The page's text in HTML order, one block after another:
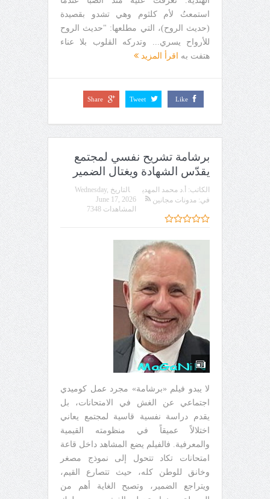
استمعتُ لأم كلثوم وهي تشدو بقصيدة
(حديث الروح)، التي مطلعها: "حديث الروح
للأرواح يسري... وتدركه القلوب بلا عناء
هتفت به اقرأ المزيد
Like
Tweet
Share
برشامة تشريح نفسي لمجتمع
يقدّس الشهادة ويغتال الضمير
الكاتب: أ.د محمد المهدي التاريخ Wednesday,
June 17, 2026
في: مدونات مجانين
المشاهدات 7348
لا يبدو فيلم «برشامة» مجرد عمل كوميدي
اجتماعي عن الغش في الامتحانات، بل
يقدم دراسة نفسية قاسية لمجتمع يعاني
اختلالاً عميقاً في منظومته القيمية
والمعرفية. فالفيلم يضع المشاهد داخل قاعة
امتحانات تكاد تتحول إلى نموذج مصغر
وخانق للوطن كله، حيث تتصارع القيم،
ويتراجع الضمير، وتصبح الغاية أهم من